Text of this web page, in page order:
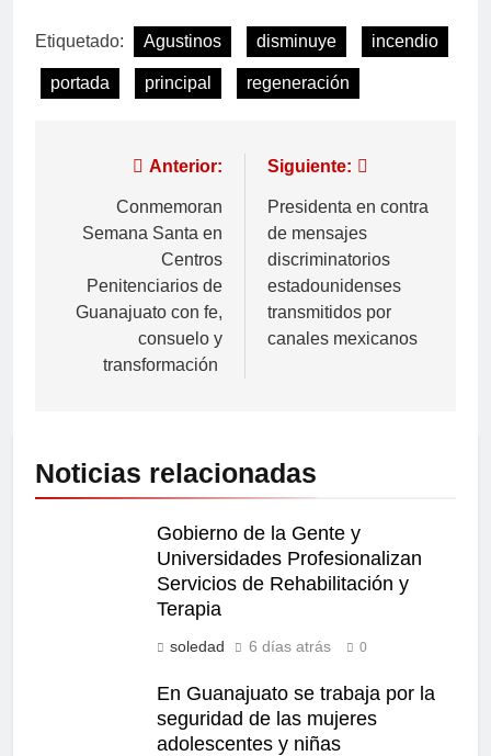
Etiquetado: Agustinos disminuye incendio
portada principal regeneración
Anterior:
Conmemoran
Semana Santa en
Centros
Penitenciarios de
Guanajuato con fe,
consuelo y
transformación
Siguiente:
Presidenta en contra
de mensajes
discriminatorios
estadounidenses
transmitidos por
canales mexicanos
Noticias relacionadas
Gobierno de la Gente y
Universidades Profesionalizan
Servicios de Rehabilitación y
Terapia
soledad 6 días atrás 0
En Guanajuato se trabaja por la
seguridad de las mujeres
adolescentes y niñas